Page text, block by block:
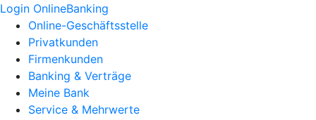
Login OnlineBanking
Online-Geschäftsstelle
Privatkunden
Firmenkunden
Banking & Verträge
Meine Bank
Service & Mehrwerte